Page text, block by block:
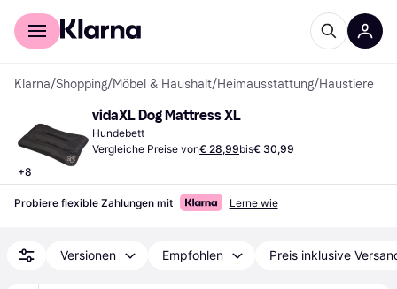
Für Shopper
Klarna/Shopping/Möbel & Haushalt/Heimausstattung/Haustiere
+8
vidaXL Dog Mattress XL
Hundebett
Vergleiche Preise von€ 28,99bis€ 30,99
Probiere flexible Zahlungen mit Lerne wie
Versionen Empfohlen Preis inklusive